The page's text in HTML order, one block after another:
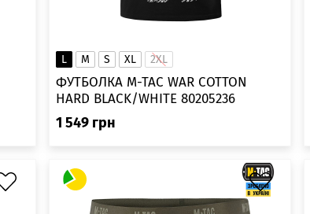
L M S XL 2XL
ФУТБОЛКА M-TAC WAR COTTON
HARD BLACK/WHITE 80205236
1 549 грн